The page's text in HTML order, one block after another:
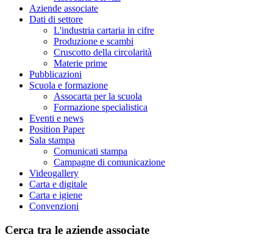
Aziende associate
Dati di settore
L'industria cartaria in cifre
Produzione e scambi
Cruscotto della circolarità
Materie prime
Pubblicazioni
Scuola e formazione
Assocarta per la scuola
Formazione specialistica
Eventi e news
Position Paper
Sala stampa
Comunicati stampa
Campagne di comunicazione
Videogallery
Carta e digitale
Carta e igiene
Convenzioni
Cerca tra le aziende associate